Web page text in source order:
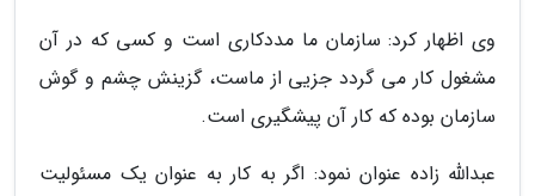
وی اظهار کرد: سازمان ما مددکاری است و کسی که در آن
مشغول کار می گردد جزیی از ماست، گزینش چشم و گوش
سازمان بوده که کار آن پیشگیری است.
عبدالله زاده عنوان نمود: اگر به کار به عنوان یک مسئولیت